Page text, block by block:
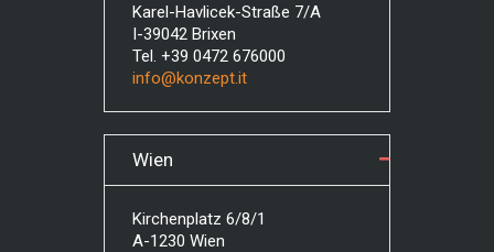
Karel-Havlicek-Straße 7/A
I-39042 Brixen
Tel. +39 0472 676000
info@konzept.it
Wien
Kirchenplatz 6/8/1
A-1230 Wien